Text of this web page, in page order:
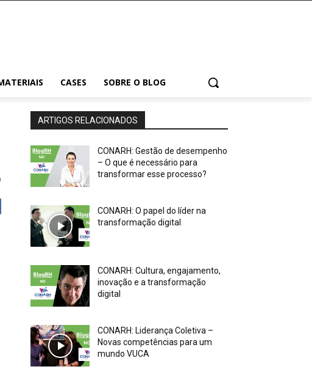
CASES SOBRE O BLOG
ARTIGOS RELACIONADOS
CONARH: Gestão de desempenho
– O que é necessário para
transformar esse processo?
CONARH: O papel do líder na
transformação digital
CONARH: Cultura, engajamento,
inovação e a transformação
digital
CONARH: Liderança Coletiva –
Novas competências para um
mundo VUCA